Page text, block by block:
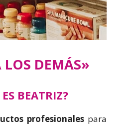
LOS DEMÁS»
BEATRIZ?
profesionales para